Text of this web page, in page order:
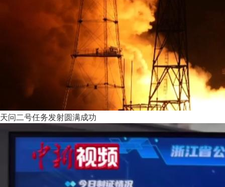
天问二号任务发射圆满成功